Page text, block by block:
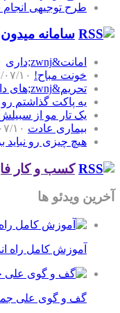
طرح توجیهی انجام
سامانه میدون
امانت&zwnj;داری
خونت مباح! ۱۴۰۳/
تحریم&zwnj;های داخلی
یه پاکت گذاشتم
یک تار مو از
بیماری عادت
هیچ چیزی رو نباید
کسب و کار
آخرین ویدئو ها
آموزش کامل راه
گف و گوی علی